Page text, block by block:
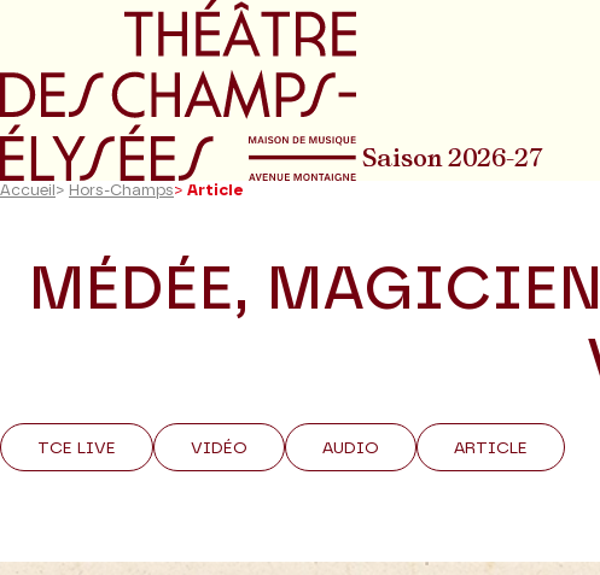
Aller au menu principal
Saison 2026-27
Accueil > Hors-Champs> Article
MÉDÉE,
TCE LIVE VIDÉO AUDIO ARTICLE